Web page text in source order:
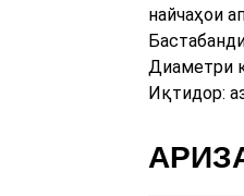
найчаҳои
Диаметри
Иқтидор: